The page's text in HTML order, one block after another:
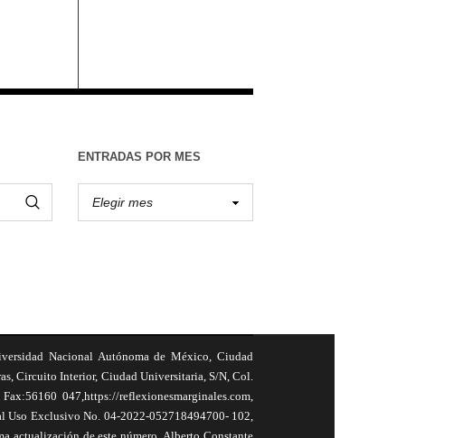
ENTRADAS POR MES
Nacional Autónoma de México, Ciudad
Circuito Interior, Ciudad Universitaria, S/N, Col.
047,https://reflexionesmarginales.com,
Uso Exclusivo No. 04-2022-052718494700- 102,